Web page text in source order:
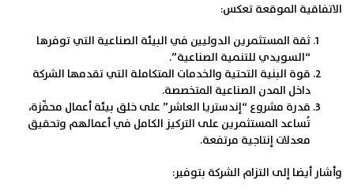
الاتفاقية الموقعة تعكس:
ثقة المستثمرين الدوليين في البيئة الصناعية التي توفرها
“السويدي للتنمية الصناعية”.
قوة البنية التحتية والخدمات المتكاملة التي تقدمها الشركة
داخل المدن الصناعية المتخصصة.
قدرة مشروع “إندستريا العاشر” على خلق بيئة أعمال محفّزة،
تُساعد المستثمرين على التركيز الكامل في أعمالهم وتحقيق
معدلات إنتاجية مرتفعة.
وأشار أيضا إلى التزام الشركة بتوفير: